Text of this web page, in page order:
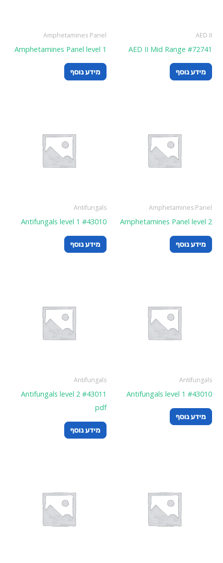
AED II
AED II Mid Range #72741
מידע נוסף
Amphetamines Panel
Amphetamines Panel level 1
מידע נוסף
Amphetamines Panel
Amphetamines Panel level 2
מידע נוסף
Antifungals
Antifungals level 1 #43010
מידע נוסף
Antifungals
Antifungals level 1 #43010
מידע נוסף
Antifungals
Antifungals level 2 #43011
pdf
מידע נוסף